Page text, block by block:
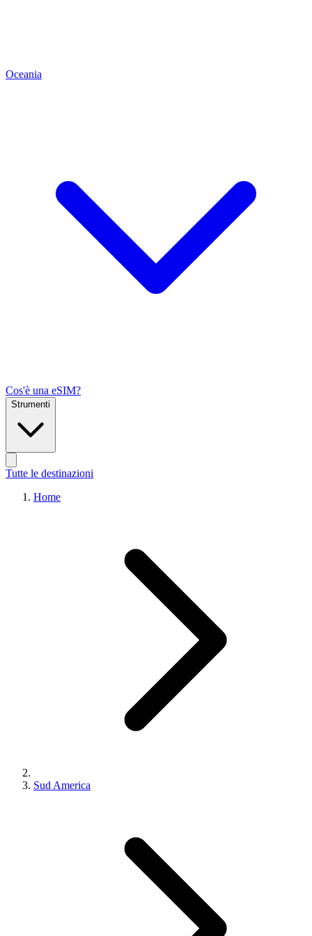
Oceania
Cos'è una eSIM?
Strumenti
Tutte le destinazioni
Home
Sud America